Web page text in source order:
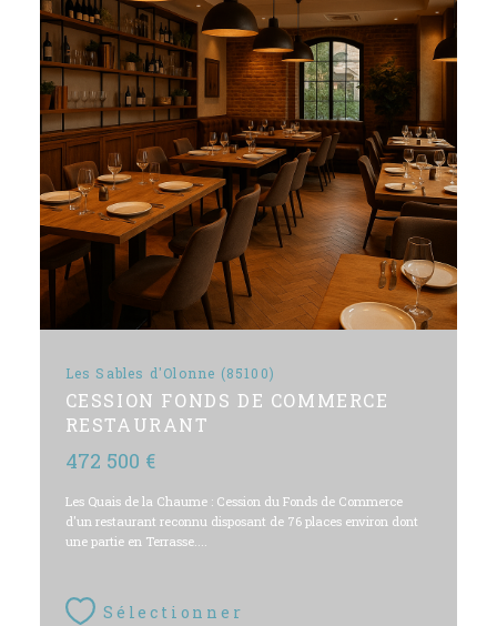
Les Sables d'Olonne (85100)
CESSION FONDS DE COMMERCE
RESTAURANT
472 500 €
Les Quais de la Chaume : Cession du Fonds de Commerce
d'un restaurant reconnu disposant de 76 places environ dont
une partie en Terrasse....
Sélectionner